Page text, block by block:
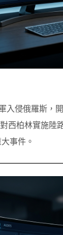
入侵俄羅斯，
西柏林實施陸
事件。